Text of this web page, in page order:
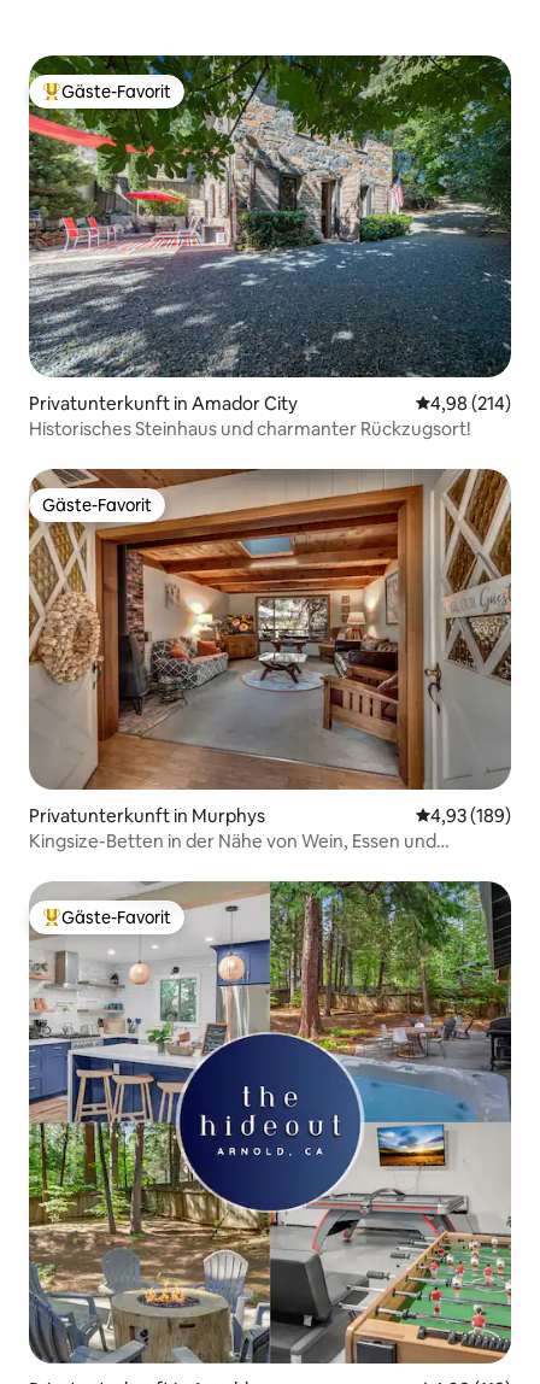
Beliebter Gäste-Favorit.
Gäste-Favorit
Privatunterkunft in Amador City
4,98 (214)
Historisches Steinhaus und charmanter Rückzugsort!
Gäste-Favorit
Gäste-Favorit
Privatunterkunft in Murphys
4,93 (189)
Kingsize-Betten in der Nähe von Wein, Essen und
Beliebter Gäste-Favorit.
Gäste-Favorit